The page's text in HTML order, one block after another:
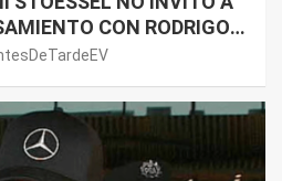
CON RODRIGO